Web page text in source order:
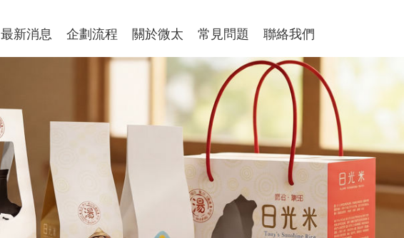
最新消息 企劃流程 關於微太 常見問題 聯絡我們